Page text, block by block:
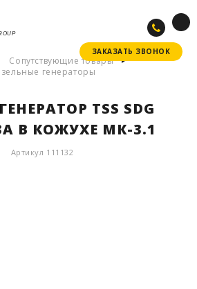
ЗАКАЗАТЬ ЗВОНОК
ЗАКАЗАТЬ ЗВОНОК
Сопутствующие товары
генераторы
TSS SDG
В КОЖУХЕ МК-3.1
Артикул 111132